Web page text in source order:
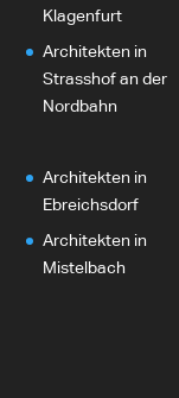
Klagenfurt
Architekten in
Strasshof an der
Nordbahn
Architekten in
Ebreichsdorf
Architekten in
Mistelbach